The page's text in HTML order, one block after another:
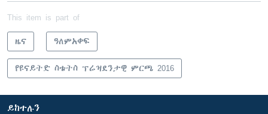
This item is part of
ዜና ዓለምአቀፍ
የዩናይትድ ስቴትስ ፕሬዝደንታዊ ምርጫ 2016
ይከተሉን